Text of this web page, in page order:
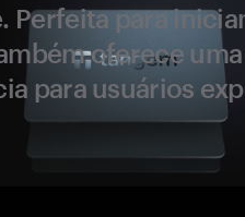
Perfeita para
oferece
para usuários